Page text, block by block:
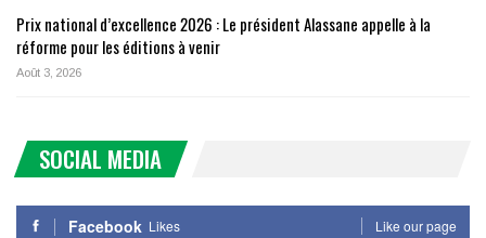
Prix national d’excellence 2026 : Le président Alassane appelle à la
réforme pour les éditions à venir
Août 3, 2026
SOCIAL MEDIA
Facebook Likes Like our page